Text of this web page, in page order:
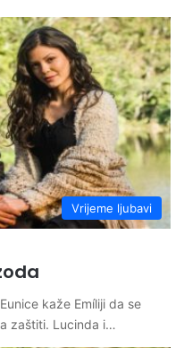
Vrijeme ljubavi
kaže Emíliji da se
zaštiti. Lucinda i…